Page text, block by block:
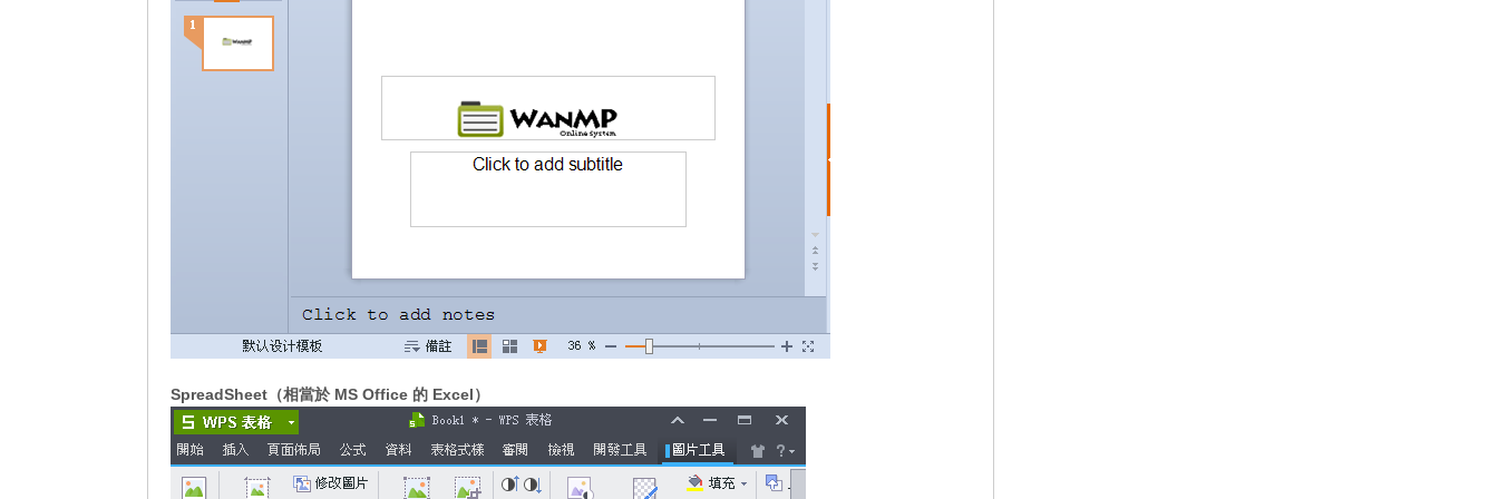
SpreadSheet（相當於 MS Office 的 Excel）